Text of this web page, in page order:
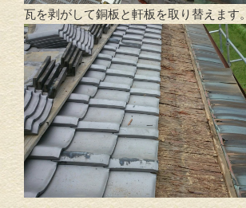
瓦を剥がして銅板と軒板を取り替えます。